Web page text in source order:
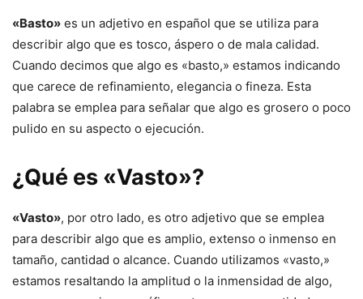
«Basto» es un adjetivo en español que se utiliza para
describir algo que es tosco, áspero o de mala calidad.
Cuando decimos que algo es «basto,» estamos indicando
que carece de refinamiento, elegancia o fineza. Esta
palabra se emplea para señalar que algo es grosero o poco
pulido en su aspecto o ejecución.
¿Qué es «Vasto»?
«Vasto», por otro lado, es otro adjetivo que se emplea
para describir algo que es amplio, extenso o inmenso en
tamaño, cantidad o alcance. Cuando utilizamos «vasto,»
estamos resaltando la amplitud o la inmensidad de algo,